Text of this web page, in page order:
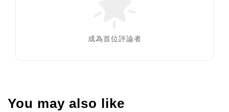
成為首位評論者
You may also like